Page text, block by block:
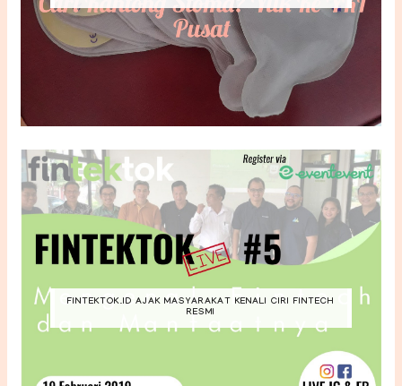
FINTEKTOK.ID AJAK MASYARAKAT KENALI CIRI FINTECH
RESMI